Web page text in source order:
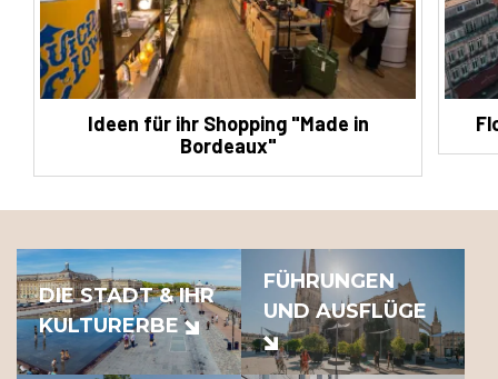
Ideen für ihr Shopping "Made in
Bordeaux"
DIE STADT & IHR
KULTURERBE
FÜHRUNGEN
UND AUSFLÜGE